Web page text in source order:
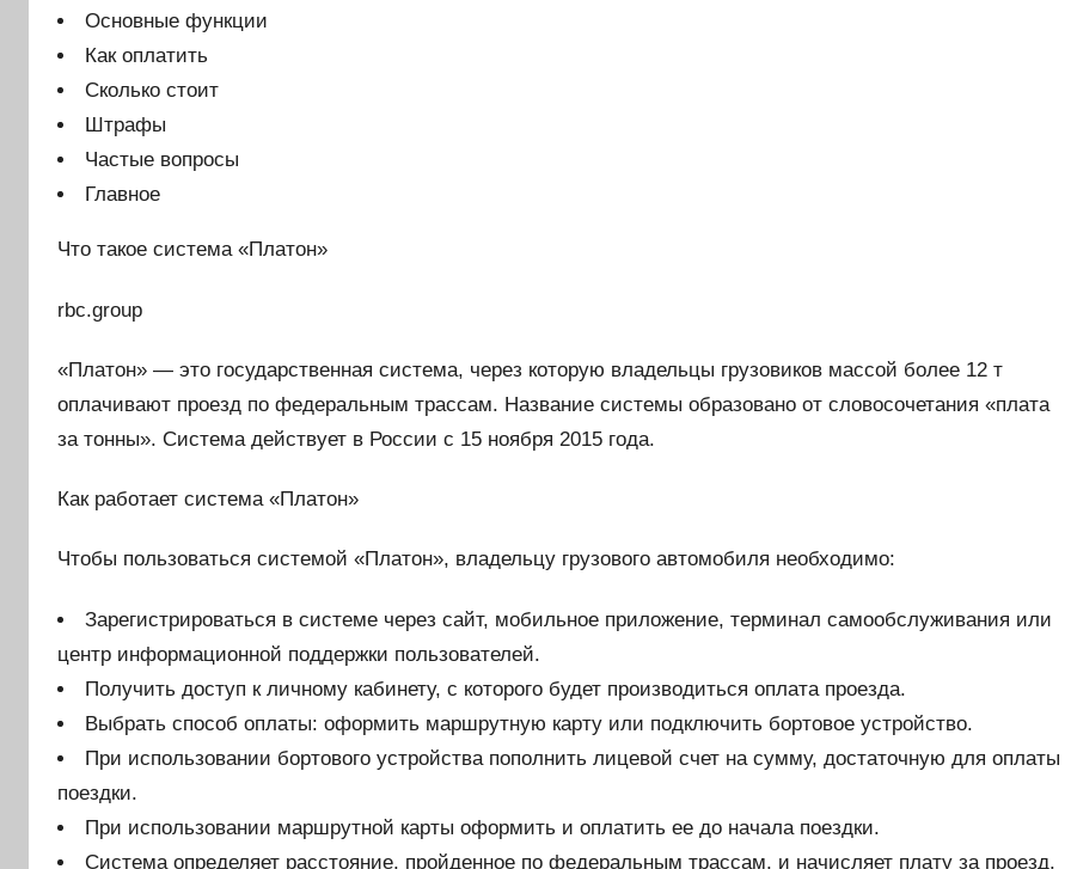
Основные функции
Как оплатить
Сколько стоит
Штрафы
Частые вопросы
Главное
Что такое система «Платон»
rbc.group
«Платон» — это государственная система, через которую владельцы грузовиков массой более 12 т
оплачивают проезд по федеральным трассам. Название системы образовано от словосочетания «плата
за тонны». Система действует в России с 15 ноября 2015 года.
Как работает система «Платон»
Чтобы пользоваться системой «Платон», владельцу грузового автомобиля необходимо:
Зарегистрироваться в системе через сайт, мобильное приложение, терминал самообслуживания или
центр информационной поддержки пользователей.
Получить доступ к личному кабинету, с которого будет производиться оплата проезда.
Выбрать способ оплаты: оформить маршрутную карту или подключить бортовое устройство.
При использовании бортового устройства пополнить лицевой счет на сумму, достаточную для оплаты
поездки.
При использовании маршрутной карты оформить и оплатить ее до начала поездки.
Система определяет расстояние, пройденное по федеральным трассам, и начисляет плату за проезд.